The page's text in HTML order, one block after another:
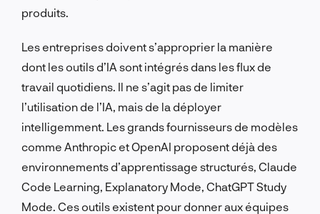
produits.
Les entreprises doivent s’approprier la manière
dont les outils d’IA sont intégrés dans les flux de
travail quotidiens. Il ne s’agit pas de limiter
l’utilisation de l’IA, mais de la déployer
intelligemment. Les grands fournisseurs de modèles
comme Anthropic et OpenAI proposent déjà des
environnements d’apprentissage structurés, Claude
Code Learning, Explanatory Mode, ChatGPT Study
Mode. Ces outils existent pour donner aux équipes